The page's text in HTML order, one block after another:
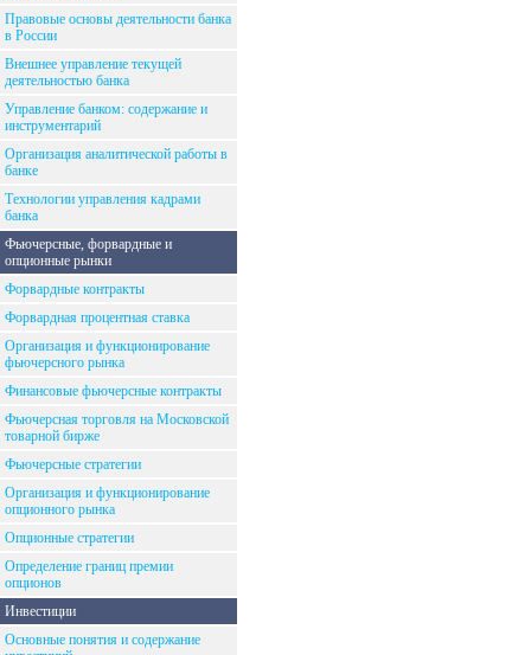
Правовые основы деятельности банка
в России
Внешнее управление текущей
деятельностью банка
Управление банком: содержание и
инструментарий
Организация аналитической работы в
банке
Технологии управления кадрами
банка
Фьючерсные, форвардные и
опционные рынки
Форвардные контракты
Форвардная процентная ставка
Организация и функционирование
фьючерсного рынка
Финансовые фьючерсные контракты
Фьючерсная торговля на Московской
товарной бирже
Фьючерсные стратегии
Организация и функционирование
опционного рынка
Опционные стратегии
Определение границ премии
опционов
Инвестиции
Основные понятия и содержание